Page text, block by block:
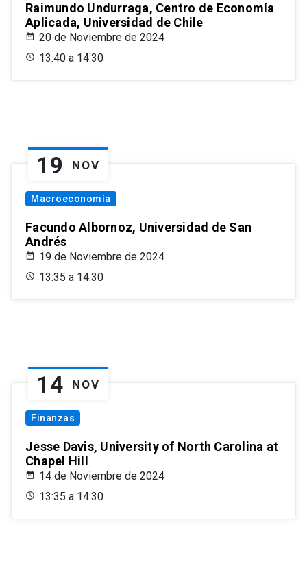
Raimundo Undurraga, Centro de Economía
Aplicada, Universidad de Chile
20 de Noviembre de 2024
13:40 a 14:30
19 NOV
Macroeconomía
Facundo Albornoz, Universidad de San
Andrés
19 de Noviembre de 2024
13:35 a 14:30
14 NOV
Finanzas
Jesse Davis, University of North Carolina at
Chapel Hill
14 de Noviembre de 2024
13:35 a 14:30